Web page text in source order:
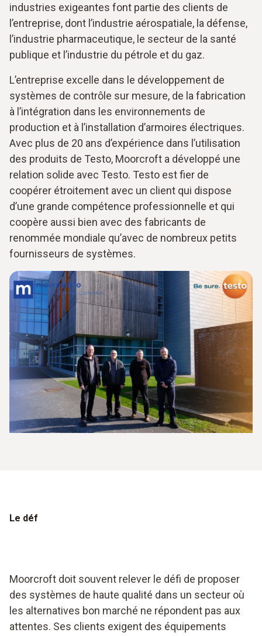
industries exigeantes font partie des clients de
l’entreprise, dont l’industrie aérospatiale, la défense,
l’industrie pharmaceutique, le secteur de la santé
publique et l’industrie du pétrole et du gaz.
L’entreprise excelle dans le développement de
systèmes de contrôle sur mesure, de la fabrication
à l’intégration dans les environnements de
production et à l’installation d’armoires électriques.
Avec plus de 20 ans d’expérience dans l’utilisation
des produits de Testo, Moorcroft a développé une
relation solide avec Testo. Testo est fier de
coopérer étroitement avec un client qui dispose
d’une grande compétence professionnelle et qui
coopère aussi bien avec des fabricants de
renommée mondiale qu’avec de nombreux petits
fournisseurs de systèmes.
Le déf
Moorcroft doit souvent relever le défi de proposer
des systèmes de haute qualité dans un secteur où
les alternatives bon marché ne répondent pas aux
attentes. Ses clients exigent des équipements